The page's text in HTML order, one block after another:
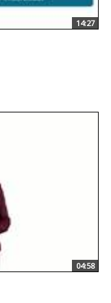
14:27
04:58